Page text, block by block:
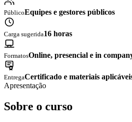
PúblicoEquipes e gestores públicos
Carga sugerida16 horas
FormatosOnline, presencial e in
EntregaCertificado e materiais
Apresentação
Sobre o curso